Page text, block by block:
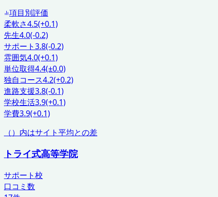
項目別評価
柔軟さ4.5(+0.1)
先生4.0(-0.2)
サポート3.8(-0.2)
雰囲気4.0(+0.1)
単位取得4.4(±0.0)
独自コース4.2(+0.2)
進路支援3.8(-0.1)
学校生活3.9(+0.1)
学費3.9(+0.1)
（）内はサイト平均との差
トライ式高等学院
サポート校
口コミ数